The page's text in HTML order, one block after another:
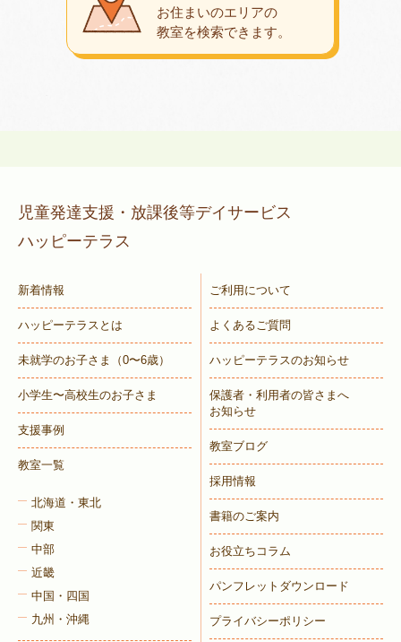
お住まいのエリアの
教室を検索できます。
児童発達支援・放課後等デイサービス
ハッピーテラス
新着情報
ハッピーテラスとは
未就学のお子さま （0〜6歳）
小学生〜高校生のお子さま
支援事例
教室一覧
北海道・東北
関東
中部
近畿
中国・四国
九州・沖縄
ご利用について
よくあるご質問
ハッピーテラスのお知らせ
保護者・利用者の皆さまへ
お知らせ
教室ブログ
採用情報
書籍のご案内
お役立ちコラム
パンフレットダウンロード
プライバシーポリシー